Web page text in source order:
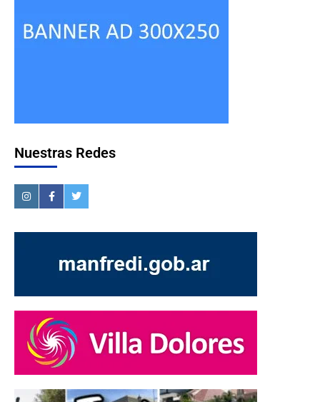
Nuestras Redes